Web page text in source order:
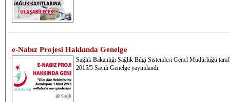
e-Nabız Projesi Hakkında Genelge
Sağlık Bakanlığı Sağlık Bilgi Sistemleri Genel Müdürlüğü
2015/5 Sayılı Genelge yayımlandı.